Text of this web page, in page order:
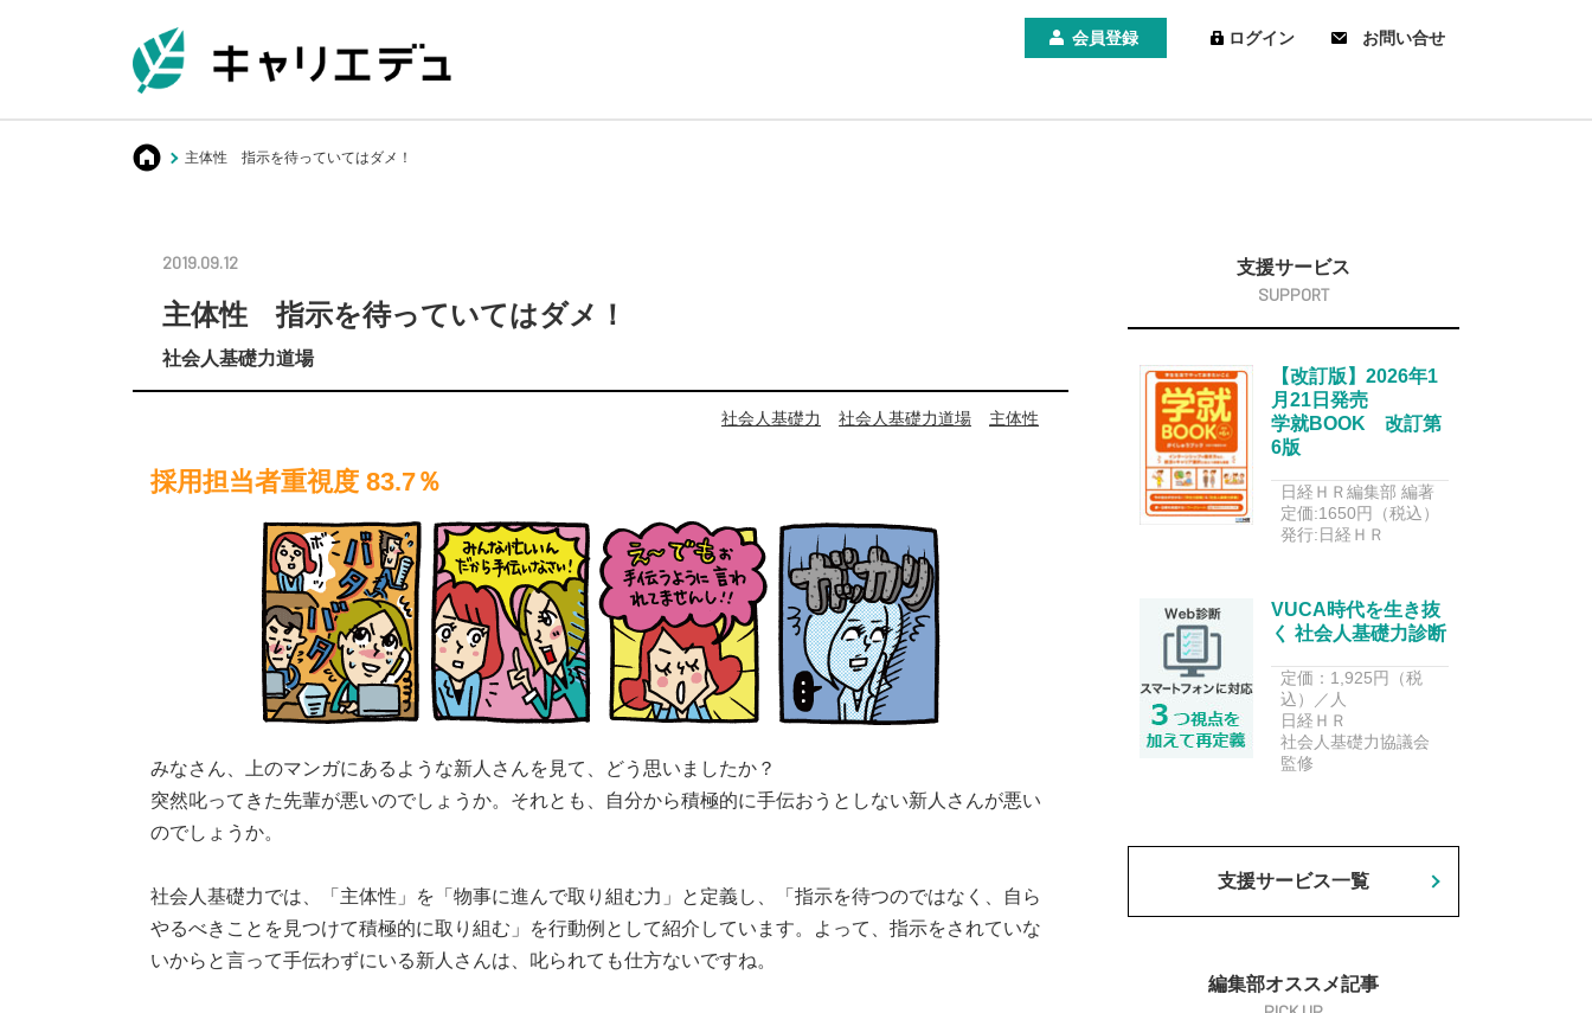
会員登録 ログイン お問い合せ
キャリエデュ
主体性 指示を待っていてはダメ！
2019.09.12
主体性 指示を待っていてはダメ！
社会人基礎力道場
社会人基礎力 社会人基礎力道場 主体性
採用担当者重視度 83.7％
みなさん、上のマンガにあるような新人さんを見て、どう思いましたか？
突然叱ってきた先輩が悪いのでしょうか。それとも、自分から積極的に手伝おうとしない新人さんが悪い
のでしょうか。
社会人基礎力では、「主体性」を「物事に進んで取り組む力」と定義し、「指示を待つのではなく、自ら
やるべきことを見つけて積極的に取り組む」を行動例として紹介しています。よって、指示をされていな
いからと言って手伝わずにいる新人さんは、叱られても仕方ないですね。
支援サービス
【改訂版】2026年1
月21日発売
学就BOOK 改訂第
6版
日経ＨＲ編集部 編著
定価:1650円（税込）
発行:日経ＨＲ
VUCA時代を生き抜
く 社会人基礎力診断
定価：1,925円（税
込）／人
日経ＨＲ
社会人基礎力協議会
監修
支援サービス一覧
編集部オススメ記事